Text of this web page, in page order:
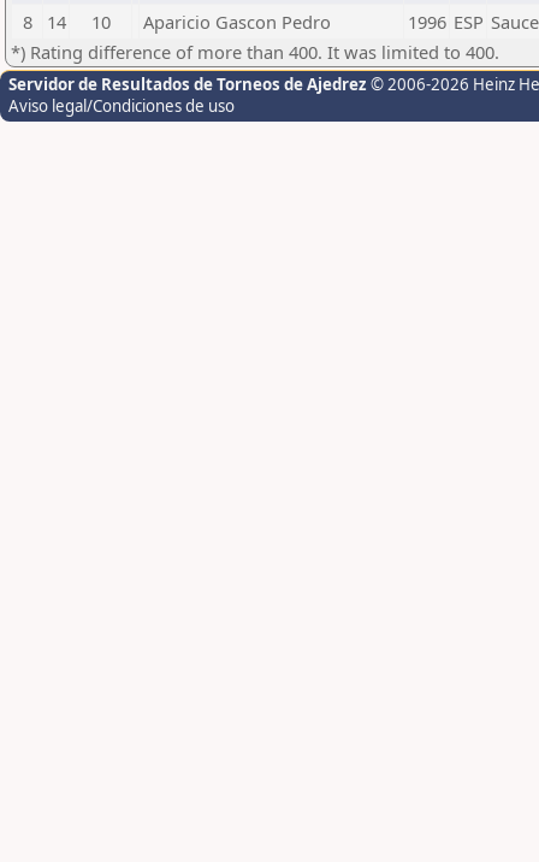
8
14 10 Aparicio Gascon Pedro 1996 ESP
*) Rating difference of more than 400. It was limited to 400.
Servidor de Resultados de Torneos de Ajedrez © 2006-2026 Heinz
Aviso legal/Condiciones de uso